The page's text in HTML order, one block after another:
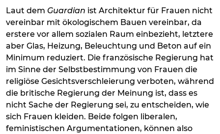
Laut dem Guardian ist Architektur für Frauen nicht
vereinbar mit ökologischem Bauen vereinbar, da
erstere vor allem sozialen Raum einbezieht, letztere
aber Glas, Heizung, Beleuchtung und Beton auf ein
Minimum reduziert. Die französische Regierung hat
im Sinne der Selbstbestimmung von Frauen die
religiöse Gesichtsverschleierung verboten, während
die britische Regierung der Meinung ist, dass es
nicht Sache der Regierung sei, zu entscheiden, wie
sich Frauen kleiden. Beide folgen liberalen,
feministischen Argumentationen, können also